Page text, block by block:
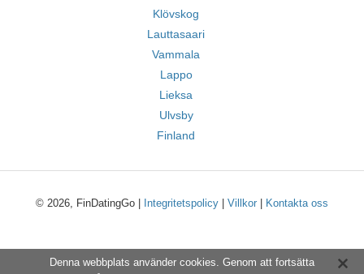
Klövskog
Lauttasaari
Vammala
Lappo
Lieksa
Ulvsby
Finland
© 2026, FinDatingGo | Integritetspolicy Villkor Kontakta oss
Denna webbplats använder cookies. Genom att fortsätta